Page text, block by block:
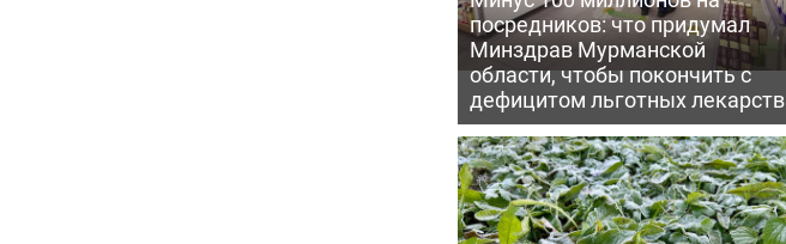
посредников: что придумал
Минздрав Мурманской
области, чтобы покончить с
дефицитом льготных лекарств